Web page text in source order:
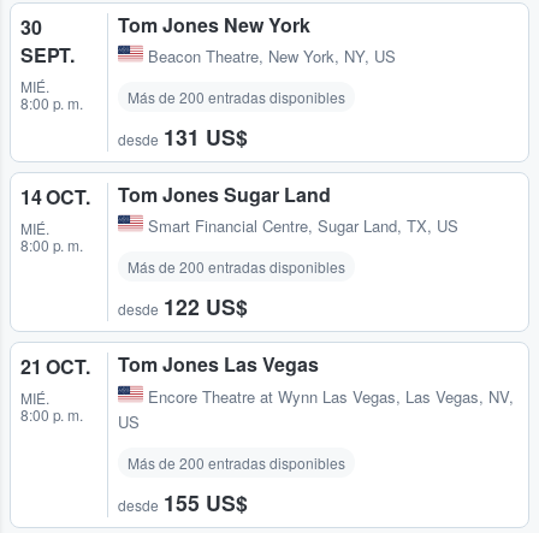
30
SEPT.
MIÉ.
8:00 p. m.
Tom Jones New York
Beacon Theatre, New York, NY, US
Más de 200 entradas disponibles
desde 131 US$
14 OCT.
MIÉ.
8:00 p. m.
Tom Jones Sugar Land
Smart Financial Centre, Sugar Land, TX, US
Más de 200 entradas disponibles
desde 122 US$
21 OCT.
MIÉ.
8:00 p. m.
Tom Jones Las Vegas
Encore Theatre at Wynn Las Vegas, Las Vegas, NV,
US
Más de 200 entradas disponibles
desde 155 US$